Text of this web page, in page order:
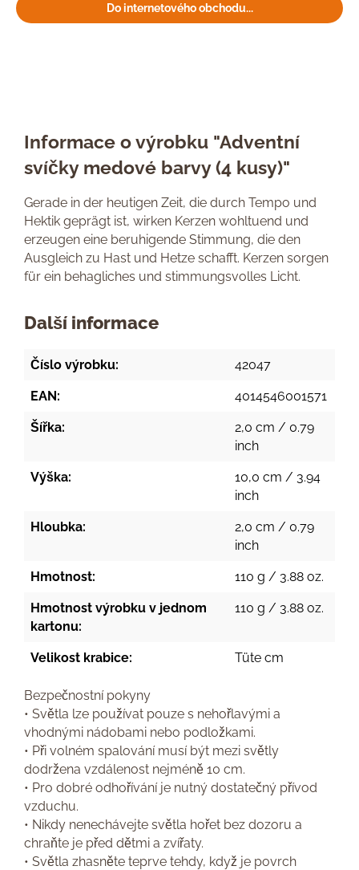
Do internetového obchodu...
Informace o výrobku "Adventní
svíčky medové barvy (4 kusy)"
Gerade in der heutigen Zeit, die durch Tempo und
Hektik geprägt ist, wirken Kerzen wohltuend und
erzeugen eine beruhigende Stimmung, die den
Ausgleich zu Hast und Hetze schafft. Kerzen sorgen
für ein behagliches und stimmungsvolles Licht.
Další informace
Číslo výrobku: 42047
EAN: 4014546001571
Šířka:
2,0 cm / 0.79
inch
Výška:
10,0 cm / 3.94
inch
Hloubka:
2,0 cm / 0.79
inch
Hmotnost: 110 g / 3.88 oz.
Hmotnost výrobku v jednom
kartonu:
110 g / 3.88 oz.
Velikost krabice: Tüte cm
Bezpečnostní pokyny
• Světla lze používat pouze s nehořlavými a
vhodnými nádobami nebo podložkami.
• Při volném spalování musí být mezi světly
dodržena vzdálenost nejméně 10 cm.
• Pro dobré odhořívání je nutný dostatečný přívod
vzduchu.
• Nikdy nenechávejte světla hořet bez dozoru a
chraňte je před dětmi a zvířaty.
• Světla zhasněte teprve tehdy, když je povrch